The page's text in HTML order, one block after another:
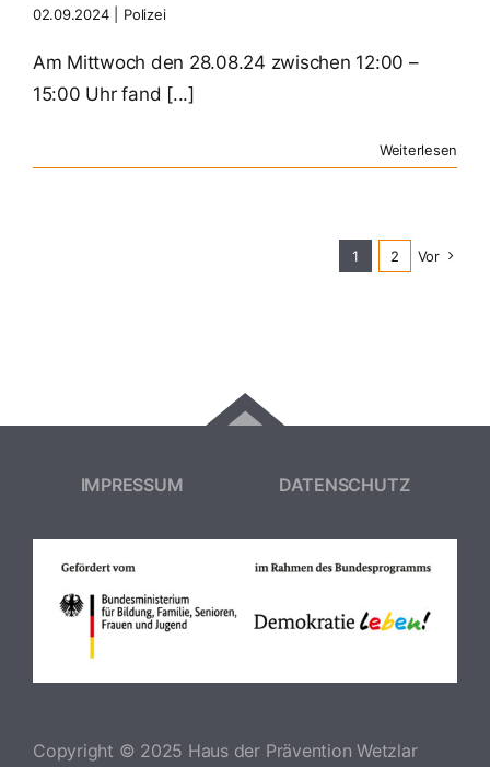
02.09.2024 Polizei
Am Mittwoch den 28.08.24 zwischen 12:00 –
15:00 Uhr fand [...]
Weiterlesen
1 2 Vor
IMPRESSUM DATENSCHUTZ
Copyright © 2025 Haus der Prävention Wetzlar